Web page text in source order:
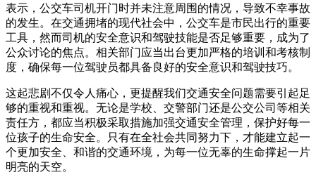
表示，公交车司机开门时并未注意周围的情况，导致不幸事故
的发生。在交通拥堵的现代社会中，公交车是市民出行的重要
工具，然而司机的安全意识和驾驶技能是否足够重要，成为了
公众讨论的焦点。相关部门应当出台更加严格的培训和考核制
度，确保每一位驾驶员都具备良好的安全意识和驾驶技巧。
这起悲剧不仅令人痛心，更提醒我们交通安全问题需要引起足
够的重视和重视。无论是学校、交警部门还是公交公司等相关
责任方，都应当积极采取措施加强交通安全管理，保护好每一
位孩子的生命安全。只有在全社会共同努力下，才能建立起一
个更加安全、和谐的交通环境，为每一位无辜的生命撑起一片
明亮的天空。